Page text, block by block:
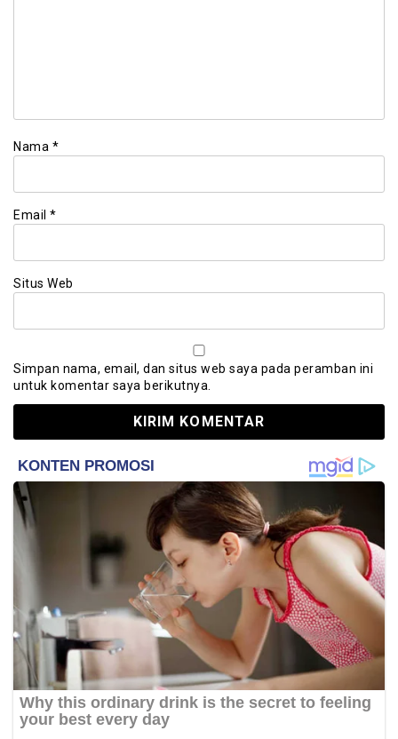
Nama *
Email *
Situs Web
Simpan nama, email, dan situs web saya pada peramban ini
untuk komentar saya berikutnya.